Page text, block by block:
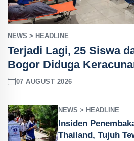
NEWS > HEADLINE
Terjadi Lagi, 25 Siswa
Bogor Diduga
07 AUGUST 2026
NEWS > HEADLINE
Insiden
Thailand, Tujuh